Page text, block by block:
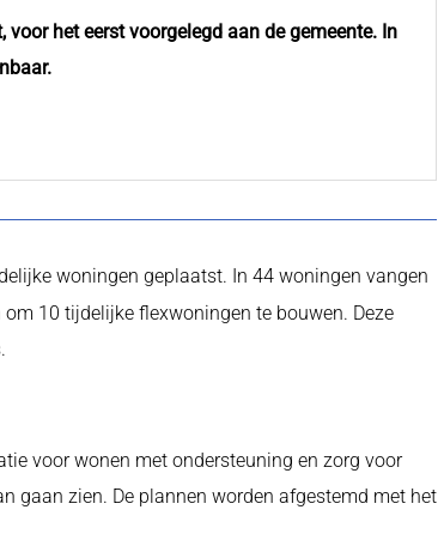
het eerst voorgelegd aan de gemeente. In
woningen geplaatst. In 44 woningen vangen
10 tijdelijke flexwoningen te bouwen. Deze
voor wonen met ondersteuning en zorg voor
gaan zien. De plannen worden afgestemd met het